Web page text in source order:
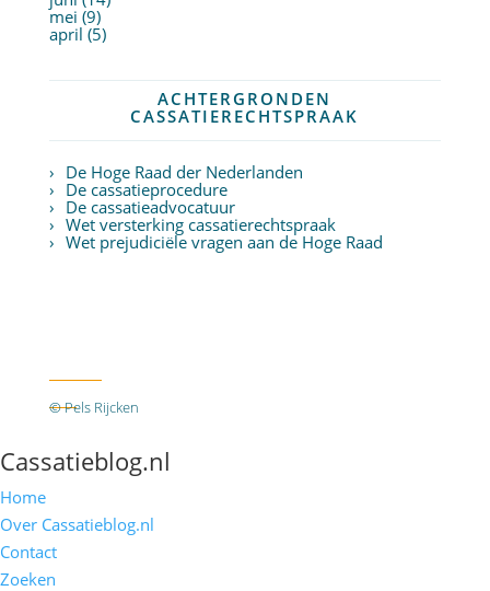
mei (9)
april (5)
ACHTERGRONDEN
CASSATIERECHTSPRAAK
De Hoge Raad der Nederlanden
De cassatieprocedure
De cassatieadvocatuur
Wet versterking cassatierechtspraak
Wet prejudiciële vragen aan de Hoge Raad
© Pels Rijcken
Cassatieblog.nl
Home
Over Cassatieblog.nl
Contact
Zoeken